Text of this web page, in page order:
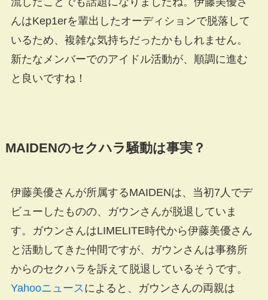
んはKep1erを輩出したオーディションで脱落して
いるため、複雑な気持ちだったかもしれません。
新たなメンバーでのアイドル活動が、順調に進む
と良いですね！
MAIDENのセクハラ騒動は事実？
伊藤美優さんが所属するMAIDENは、当初7人でデ
ビューしたものの、ガウンさんが脱退していま
す。ガウンさんはLIMELITE時代から伊藤美優さん
と活動してきた仲間ですが、ガウンさんは事務所
からのセクハラを訴えて脱退しているそうです。
Yahooニュース によると、ガウンさんの両親は